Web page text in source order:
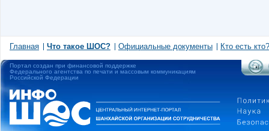
Главная Что такое ШОС? Официальные документы Кто есть кто?
Портал создан при финансовой поддержке
Федерального агентства по печати и массовым коммуникациям
Российской Федерации